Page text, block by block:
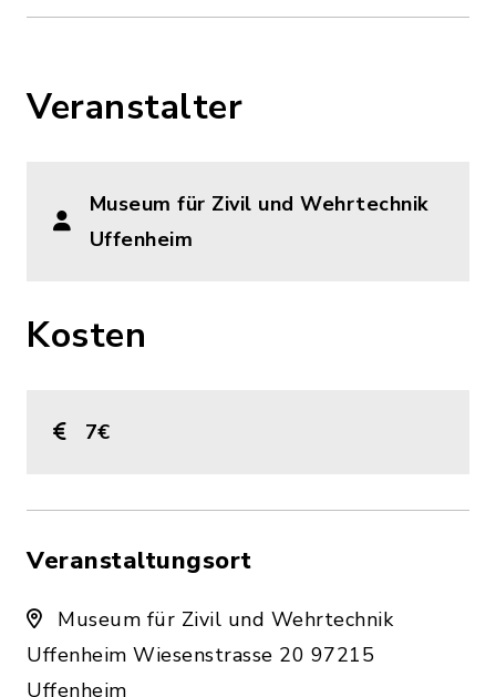
Veranstalter
Museum für Zivil und Wehrtechnik
Uffenheim
Kosten
7€
Veranstaltungsort
Museum für Zivil und Wehrtechnik
Uffenheim Wiesenstrasse 20 97215
Uffenheim